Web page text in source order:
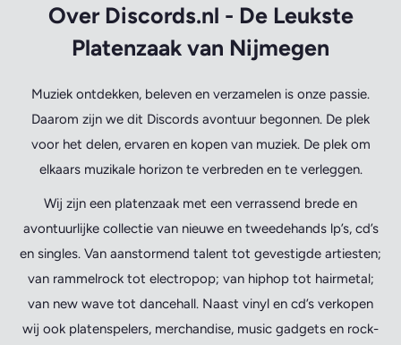
Over Discords.nl - De Leukste
Platenzaak van Nijmegen
Muziek ontdekken, beleven en verzamelen is onze passie.
Daarom zijn we dit Discords avontuur begonnen. De plek
voor het delen, ervaren en kopen van muziek. De plek om
elkaars muzikale horizon te verbreden en te verleggen.
Wij zijn een platenzaak met een verrassend brede en
avontuurlijke collectie van nieuwe en tweedehands lp’s, cd’s
en singles. Van aanstormend talent tot gevestigde artiesten;
van rammelrock tot electropop; van hiphop tot hairmetal;
van new wave tot dancehall. Naast vinyl en cd’s verkopen
wij ook platenspelers, merchandise, music gadgets en rock-